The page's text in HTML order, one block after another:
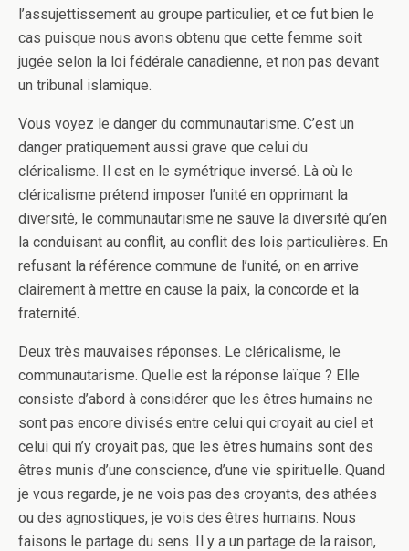
l’assujettissement au groupe particulier, et ce fut bien le
cas puisque nous avons obtenu que cette femme soit
jugée selon la loi fédérale canadienne, et non pas devant
un tribunal islamique.
Vous voyez le danger du communautarisme. C’est un
danger pratiquement aussi grave que celui du
cléricalisme. Il est en le symétrique inversé. Là où le
cléricalisme prétend imposer l’unité en opprimant la
diversité, le communautarisme ne sauve la diversité qu’en
la conduisant au conflit, au conflit des lois particulières. En
refusant la référence commune de l’unité, on en arrive
clairement à mettre en cause la paix, la concorde et la
fraternité.
Deux très mauvaises réponses. Le cléricalisme, le
communautarisme. Quelle est la réponse laïque ? Elle
consiste d’abord à considérer que les êtres humains ne
sont pas encore divisés entre celui qui croyait au ciel et
celui qui n’y croyait pas, que les êtres humains sont des
êtres munis d’une conscience, d’une vie spirituelle. Quand
je vous regarde, je ne vois pas des croyants, des athées
ou des agnostiques, je vois des êtres humains. Nous
faisons le partage du sens. Il y a un partage de la raison,